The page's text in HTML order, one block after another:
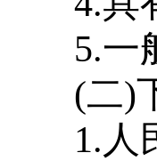
5.一
(二)
1.人